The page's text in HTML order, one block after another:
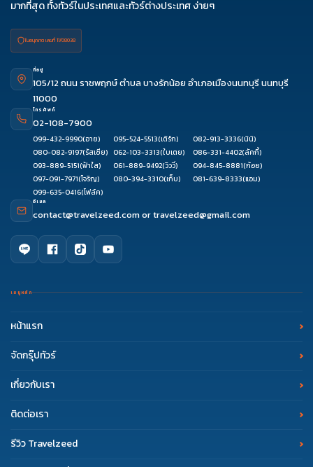
มากที่สุด ทั้งทัวร์ในประเทศและทัวร์ต่างประเทศ ง่ายๆ
ใบอนุญาต เลขที่ 11/08038
ที่อยู่
105/12 ถนน ราชพฤกษ์ ตำบล บางรักน้อย อำเภอเมืองนนทบุรี นนทบุรี
11000
โทรศัพท์
02-108-7900
099-432-9990(อาย) 095-524-5513(เติร์ก) 082-913-3336(นินิ)
080-082-9197(รัสเซีย) 062-103-3313(ใบเตย) 086-331-4402(ลัคกี้)
093-889-5151(ฟ้าใส) 061-889-9492(วิววี่) 094-845-8881(ก้อย)
097-091-7971(โจริญ) 080-394-3310(เก็บ) 081-639-8333(แอม)
099-635-0416(โฟล์ค)
อีเมล
contact@travelzeed.comortravelzeed@gmail.com
เมนูหลัก
หน้าแรก
จัดกรุ๊ปทัวร์
เกี่ยวกับเรา
ติดต่อเรา
รีวิว Travelzeed